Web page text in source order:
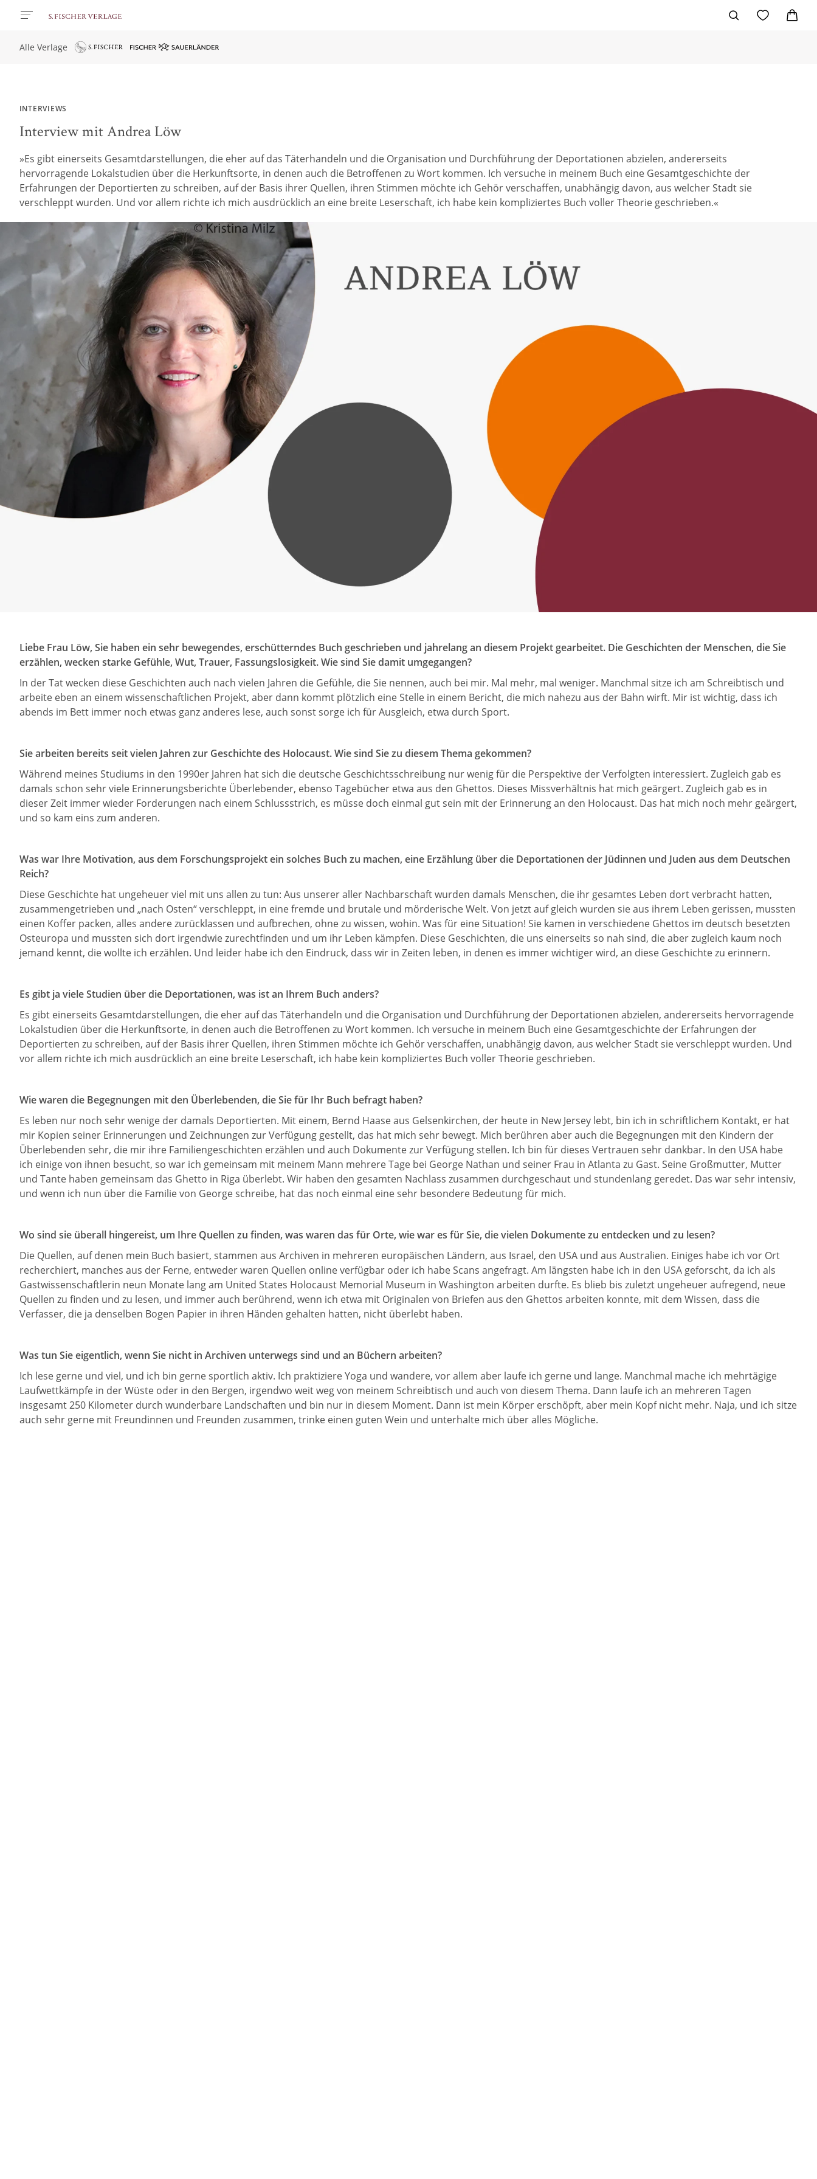
Alle Verlage
INTERVIEWS
Interview mit Andrea Löw
»Es gibt einerseits Gesamtdarstellungen, die eher auf das Täterhandeln und die Organisation und Durchführung der Deportationen abzielen, andererseits
hervorragende Lokalstudien über die Herkunftsorte, in denen auch die Betroffenen zu Wort kommen. Ich versuche in meinem Buch eine Gesamtgeschichte der
Erfahrungen der Deportierten zu schreiben, auf der Basis ihrer Quellen, ihren Stimmen möchte ich Gehör verschaffen, unabhängig davon, aus welcher Stadt sie
verschleppt wurden. Und vor allem richte ich mich ausdrücklich an eine breite Leserschaft, ich habe kein kompliziertes Buch voller Theorie geschrieben.«
Liebe Frau Löw, Sie haben ein sehr bewegendes, erschütterndes Buch geschrieben und jahrelang an diesem Projekt gearbeitet. Die Geschichten der Menschen, die Sie
erzählen, wecken starke Gefühle, Wut, Trauer, Fassungslosigkeit. Wie sind Sie damit umgegangen?
In der Tat wecken diese Geschichten auch nach vielen Jahren die Gefühle, die Sie nennen, auch bei mir. Mal mehr, mal weniger. Manchmal sitze ich am Schreibtisch und
arbeite eben an einem wissenschaftlichen Projekt, aber dann kommt plötzlich eine Stelle in einem Bericht, die mich nahezu aus der Bahn wirft. Mir ist wichtig, dass ich
abends im Bett immer noch etwas ganz anderes lese, auch sonst sorge ich für Ausgleich, etwa durch Sport.
Sie arbeiten bereits seit vielen Jahren zur Geschichte des Holocaust. Wie sind Sie zu diesem Thema gekommen?
Während meines Studiums in den 1990er Jahren hat sich die deutsche Geschichtsschreibung nur wenig für die Perspektive der Verfolgten interessiert. Zugleich gab es
damals schon sehr viele Erinnerungsberichte Überlebender, ebenso Tagebücher etwa aus den Ghettos. Dieses Missverhältnis hat mich geärgert. Zugleich gab es in
dieser Zeit immer wieder Forderungen nach einem Schlussstrich, es müsse doch einmal gut sein mit der Erinnerung an den Holocaust. Das hat mich noch mehr geärgert,
und so kam eins zum anderen.
Was war Ihre Motivation, aus dem Forschungsprojekt ein solches Buch zu machen, eine Erzählung über die Deportationen der Jüdinnen und Juden aus dem Deutschen
Reich?
Diese Geschichte hat ungeheuer viel mit uns allen zu tun: Aus unserer aller Nachbarschaft wurden damals Menschen, die ihr gesamtes Leben dort verbracht hatten,
zusammengetrieben und „nach Osten“ verschleppt, in eine fremde und brutale und mörderische Welt. Von jetzt auf gleich wurden sie aus ihrem Leben gerissen, mussten
einen Koffer packen, alles andere zurücklassen und aufbrechen, ohne zu wissen, wohin. Was für eine Situation! Sie kamen in verschiedene Ghettos im deutsch besetzten
Osteuropa und mussten sich dort irgendwie zurechtfinden und um ihr Leben kämpfen. Diese Geschichten, die uns einerseits so nah sind, die aber zugleich kaum noch
jemand kennt, die wollte ich erzählen. Und leider habe ich den Eindruck, dass wir in Zeiten leben, in denen es immer wichtiger wird, an diese Geschichte zu erinnern.
Es gibt ja viele Studien über die Deportationen, was ist an Ihrem Buch anders?
Es gibt einerseits Gesamtdarstellungen, die eher auf das Täterhandeln und die Organisation und Durchführung der Deportationen abzielen, andererseits hervorragende
Lokalstudien über die Herkunftsorte, in denen auch die Betroffenen zu Wort kommen. Ich versuche in meinem Buch eine Gesamtgeschichte der Erfahrungen der
Deportierten zu schreiben, auf der Basis ihrer Quellen, ihren Stimmen möchte ich Gehör verschaffen, unabhängig davon, aus welcher Stadt sie verschleppt wurden. Und
vor allem richte ich mich ausdrücklich an eine breite Leserschaft, ich habe kein kompliziertes Buch voller Theorie geschrieben.
Wie waren die Begegnungen mit den Überlebenden, die Sie für Ihr Buch befragt haben?
Es leben nur noch sehr wenige der damals Deportierten. Mit einem, Bernd Haase aus Gelsenkirchen, der heute in New Jersey lebt, bin ich in schriftlichem Kontakt, er hat
mir Kopien seiner Erinnerungen und Zeichnungen zur Verfügung gestellt, das hat mich sehr bewegt. Mich berühren aber auch die Begegnungen mit den Kindern der
Überlebenden sehr, die mir ihre Familiengeschichten erzählen und auch Dokumente zur Verfügung stellen. Ich bin für dieses Vertrauen sehr dankbar. In den USA habe
ich einige von ihnen besucht, so war ich gemeinsam mit meinem Mann mehrere Tage bei George Nathan und seiner Frau in Atlanta zu Gast. Seine Großmutter, Mutter
und Tante haben gemeinsam das Ghetto in Riga überlebt. Wir haben den gesamten Nachlass zusammen durchgeschaut und stundenlang geredet. Das war sehr intensiv,
und wenn ich nun über die Familie von George schreibe, hat das noch einmal eine sehr besondere Bedeutung für mich.
Wo sind sie überall hingereist, um Ihre Quellen zu finden, was waren das für Orte, wie war es für Sie, die vielen Dokumente zu entdecken und zu lesen?
Die Quellen, auf denen mein Buch basiert, stammen aus Archiven in mehreren europäischen Ländern, aus Israel, den USA und aus Australien. Einiges habe ich vor Ort
recherchiert, manches aus der Ferne, entweder waren Quellen online verfügbar oder ich habe Scans angefragt. Am längsten habe ich in den USA geforscht, da ich als
Gastwissenschaftlerin neun Monate lang am United States Holocaust Memorial Museum in Washington arbeiten durfte. Es blieb bis zuletzt ungeheuer aufregend, neue
Quellen zu finden und zu lesen, und immer auch berührend, wenn ich etwa mit Originalen von Briefen aus den Ghettos arbeiten konnte, mit dem Wissen, dass die
Verfasser, die ja denselben Bogen Papier in ihren Händen gehalten hatten, nicht überlebt haben.
Was tun Sie eigentlich, wenn Sie nicht in Archiven unterwegs sind und an Büchern arbeiten?
Ich lese gerne und viel, und ich bin gerne sportlich aktiv. Ich praktiziere Yoga und wandere, vor allem aber laufe ich gerne und lange. Manchmal mache ich mehrtägige
Laufwettkämpfe in der Wüste oder in den Bergen, irgendwo weit weg von meinem Schreibtisch und auch von diesem Thema. Dann laufe ich an mehreren Tagen
insgesamt 250 Kilometer durch wunderbare Landschaften und bin nur in diesem Moment. Dann ist mein Körper erschöpft, aber mein Kopf nicht mehr. Naja, und ich sitze
auch sehr gerne mit Freundinnen und Freunden zusammen, trinke einen guten Wein und unterhalte mich über alles Mögliche.